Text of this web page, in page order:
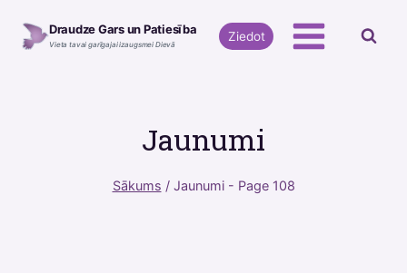
Draudze Gars un Patiesība
Vieta tavai garīgajai izaugsmei Dievā
Ziedot
Jaunumi
Sākums / Jaunumi- Page 108